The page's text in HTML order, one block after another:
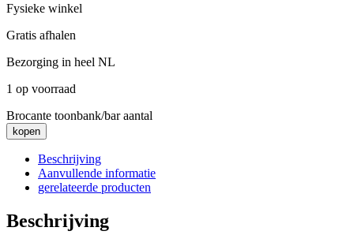
Fysieke winkel
Gratis afhalen
Bezorging in heel NL
1 op voorraad
Brocante toonbank/bar aantal
kopen
Beschrijving
Aanvullende informatie
gerelateerde producten
Beschrijving